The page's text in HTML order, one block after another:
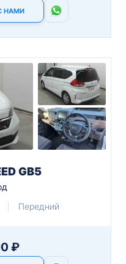
НАМИ
GB5
Передний
₽